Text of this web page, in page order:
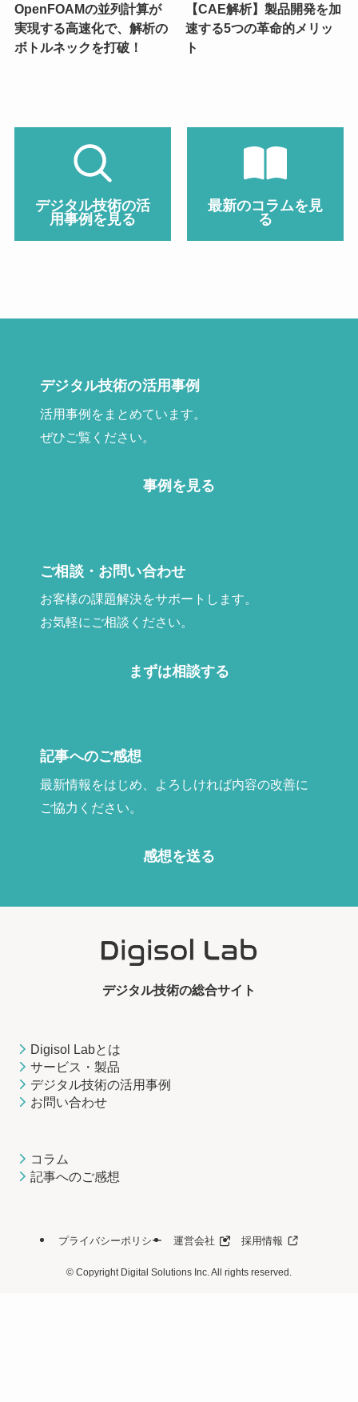
OpenFOAMの並列計算が
実現する高速化で、解析の
ボトルネックを打破！
【CAE解析】製品開発を加
速する5つの革命的メリッ
ト
デジタル技術の活
用事例を見る
最新のコラムを見
る
デジタル技術の活用事例
活用事例をまとめています。
ぜひご覧ください。
事例を見る
ご相談・お問い合わせ
お客様の課題解決をサポートします。
お気軽にご相談ください。
まずは相談する
記事へのご感想
最新情報をはじめ、よろしければ内容の改善に
ご協力ください。
感想を送る
デジタル技術の総合サイト
Digisol Labとは
サービス・製品
デジタル技術の活用事例
お問い合わせ
コラム
記事へのご感想
プライバシーポリシー 運営会社 採用情報
© Copyright Digital Solutions Inc. All rights reserved.